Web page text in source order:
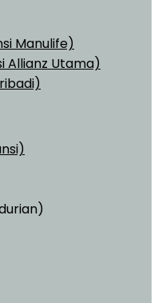
Manulife)
Allianz Utama)